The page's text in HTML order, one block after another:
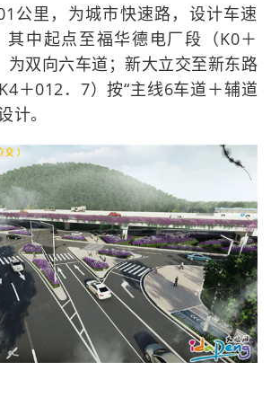
公里，为城市快速路，设计车速
其中起点至福华德电厂段（K0＋
为双向六车道；新大立交至新东路
＋012．7）按“主线6车道＋辅道
计。